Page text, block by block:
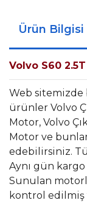
Ürün Bilgisi
Volvo S60
Web
ürünler Volvo
Motor, Volvo
Motor ve
edebilirsiniz.
Aynı gün kargo
Sunulan
kontrol edilmiş